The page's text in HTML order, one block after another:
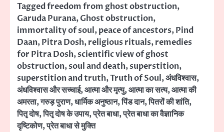
Taggedfreedom from ghost obstruction,
Garuda Purana,Ghost obstruction,
immortality of soul,peace of ancestors,Pind
Daan,Pitra Dosh,religious rituals,remedies
for Pitra Dosh,scientific view of ghost
obstruction,soul and death,superstition,
superstition and truth,Truth of Soul,अंधविश्वास,
अंधविश्वास और सच्चाई,आत्मा और मृत्यु,आत्मा का सत्य,आत्मा की
अमरता,गरुड़ पुराण,धार्मिक अनुष्ठान,पिंड दान,पितरों की शांति,
पितृ दोष,पितृ दोष के उपाय,प्रेत बाधा,प्रेत बाधा का वैज्ञानिक
दृष्टिकोण,प्रेत बाधा से मुक्ति